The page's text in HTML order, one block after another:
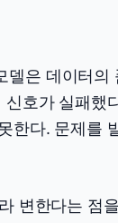
은 데이터의
신호가 실패했
한다. 문제를
변한다는 점을